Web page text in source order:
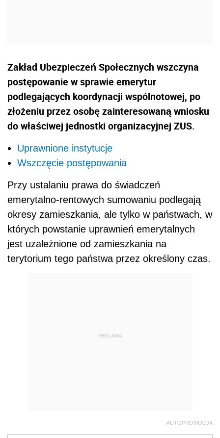
Zakład Ubezpieczeń Społecznych wszczyna
postępowanie w sprawie emerytur
podlegających koordynacji wspólnotowej, po
złożeniu przez osobę zainteresowaną wniosku
do właściwej jednostki organizacyjnej ZUS.
Uprawnione instytucje
Wszczęcie postępowania
Przy ustalaniu prawa do świadczeń
emerytalno-rentowych sumowaniu podlegają
okresy zamieszkania, ale tylko w państwach, w
których powstanie uprawnień emerytalnych
jest uzależnione od zamieszkania na
terytorium tego państwa przez określony czas.
REKLAMA
AUTOPROMOCJA